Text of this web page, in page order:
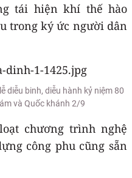
tái hiện khí thế hào
trong ký ức người dân
diễu binh, diễu hành kỷ niệm 80
và Quốc khánh 2/9
chương trình nghệ
công phu cũng sẵn